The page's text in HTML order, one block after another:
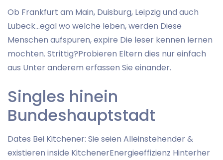
Ob Frankfurt am Main, Duisburg, Leipzig und auch
Lubeck…egal wo welche leben, werden Diese
Menschen aufspuren, expire Die leser kennen lernen
mochten. Strittig?Probieren Eltern dies nur einfach
aus Unter anderem erfassen Sie einander.
Singles hinein
Bundeshauptstadt
Dates Bei Kitchener: Sie seien Alleinstehender &
existieren inside KitchenerEnergieeffizienz Hinterher